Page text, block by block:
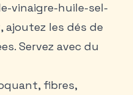
vinaigre-huile-sel-
ajoutez les dés de
Servez avec du
fibres,